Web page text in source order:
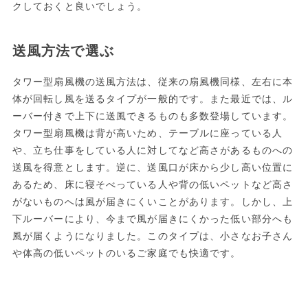
クしておくと良いでしょう。
送風方法で選ぶ
タワー型扇風機の送風方法は、従来の扇風機同様、左右に本
体が回転し風を送るタイプが一般的です。また最近では、ル
ーバー付きで上下に送風できるものも多数登場しています。
タワー型扇風機は背が高いため、テーブルに座っている人
や、立ち仕事をしている人に対してなど高さがあるものへの
送風を得意とします。逆に、送風口が床から少し高い位置に
あるため、床に寝そべっている人や背の低いペットなど高さ
がないものへは風が届きにくいことがあります。しかし、上
下ルーバーにより、今まで風が届きにくかった低い部分へも
風が届くようになりました。このタイプは、小さなお子さん
や体高の低いペットのいるご家庭でも快適です。